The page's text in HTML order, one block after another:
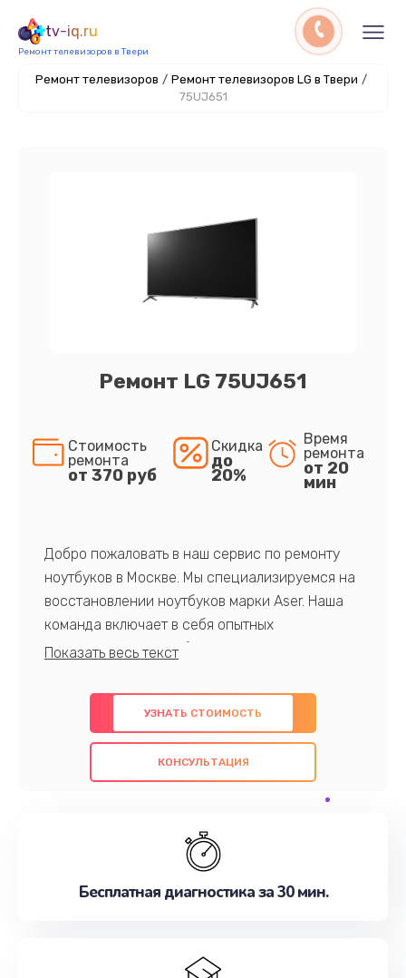
tv-iq.ru
Ремонт телевизоров в Твери
Ремонт телевизоров / Ремонт телевизоров LG в Твери /
75UJ651
Ремонт LG 75UJ651
Стоимость
ремонта
от 370 руб
Скидка
до
20%
Время
ремонта
от 20
мин
Добро пожаловать в наш сервис по ремонту
ноутбуков в Москве. Мы специализируемся на
восстановлении ноутбуков марки Aser. Наша
команда включает в себя опытных
профессионалов с обширными знаниями и
предлагаем быстрый и качественный ремонт с
использованием оригинальных компонентов, а
также гарантируем качество всех
проведенных работ. Наша цель - предоставить
наилучшим образом. Не медлите записаться на
УЗНАТЬ СТОИМОСТЬ
КОНСУЛЬТАЦИЯ
Бесплатная диагностика за 30 мин.